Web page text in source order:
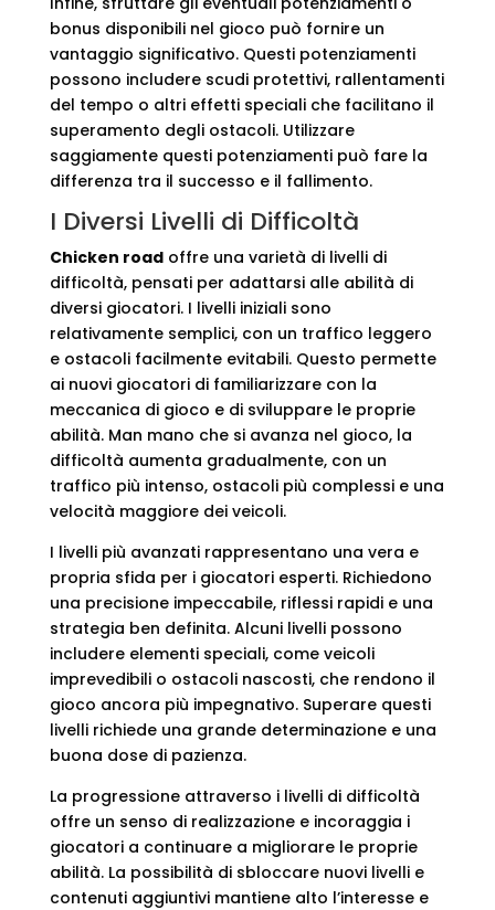
bonus disponibili nel gioco può fornire un
vantaggio significativo. Questi potenziamenti
possono includere scudi protettivi, rallentamenti
del tempo o altri effetti speciali che facilitano il
superamento degli ostacoli. Utilizzare
saggiamente questi potenziamenti può fare la
differenza tra il successo e il fallimento.
I Diversi Livelli di Difficoltà
Chicken roadoffre una varietà di livelli di
difficoltà, pensati per adattarsi alle abilità di
diversi giocatori. I livelli iniziali sono
relativamente semplici, con un traffico leggero
e ostacoli facilmente evitabili. Questo permette
ai nuovi giocatori di familiarizzare con la
meccanica di gioco e di sviluppare le proprie
abilità. Man mano che si avanza nel gioco, la
difficoltà aumenta gradualmente, con un
traffico più intenso, ostacoli più complessi e una
velocità maggiore dei veicoli.
I livelli più avanzati rappresentano una vera e
propria sfida per i giocatori esperti. Richiedono
una precisione impeccabile, riflessi rapidi e una
strategia ben definita. Alcuni livelli possono
includere elementi speciali, come veicoli
imprevedibili o ostacoli nascosti, che rendono il
gioco ancora più impegnativo. Superare questi
livelli richiede una grande determinazione e una
buona dose di pazienza.
La progressione attraverso i livelli di difficoltà
offre un senso di realizzazione e incoraggia i
giocatori a continuare a migliorare le proprie
abilità. La possibilità di sbloccare nuovi livelli e
contenuti aggiuntivi mantiene alto l’interesse e